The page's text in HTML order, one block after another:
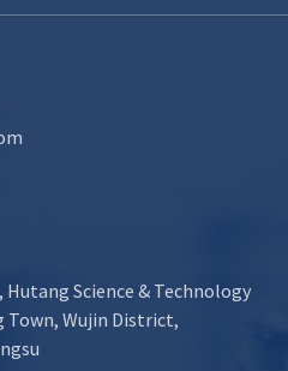
Hutang Science & Technology
Town, Wujin District,